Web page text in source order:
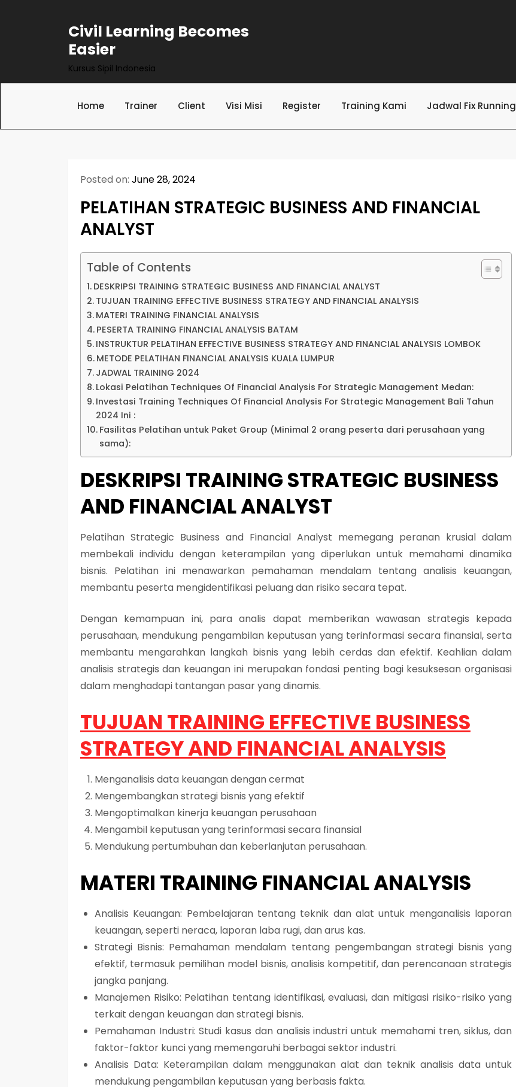
Civil Learning Becomes
Easier
Kursus Sipil Indonesia
Home Trainer Client Visi Misi Register Training Kami Jadwal Fix Running
Posted on: June 28, 2024
PELATIHAN STRATEGIC BUSINESS AND FINANCIAL
ANALYST
Table of Contents
DESKRIPSI TRAINING STRATEGIC BUSINESS AND FINANCIAL ANALYST
TUJUAN TRAINING EFFECTIVE BUSINESS STRATEGY AND FINANCIAL ANALYSIS
MATERI TRAINING FINANCIAL ANALYSIS
PESERTA TRAINING FINANCIAL ANALYSIS BATAM
INSTRUKTUR PELATIHAN EFFECTIVE BUSINESS STRATEGY AND FINANCIAL ANALYSIS LOMBOK
METODE PELATIHAN FINANCIAL ANALYSIS KUALA LUMPUR
JADWAL TRAINING 2024
Lokasi Pelatihan Techniques Of Financial Analysis For Strategic Management Medan:
Investasi Training Techniques Of Financial Analysis For Strategic Management Bali Tahun
2024 Ini :
Fasilitas Pelatihan untuk Paket Group (Minimal 2 orang peserta dari perusahaan yang
sama):
DESKRIPSI TRAINING STRATEGIC BUSINESS
AND FINANCIAL ANALYST
Pelatihan Strategic Business and Financial Analyst memegang peranan krusial dalam
membekali individu dengan keterampilan yang diperlukan untuk memahami dinamika
bisnis. Pelatihan ini menawarkan pemahaman mendalam tentang analisis keuangan,
membantu peserta mengidentifikasi peluang dan risiko secara tepat.
Dengan kemampuan ini, para analis dapat memberikan wawasan strategis kepada
perusahaan, mendukung pengambilan keputusan yang terinformasi secara finansial, serta
membantu mengarahkan langkah bisnis yang lebih cerdas dan efektif. Keahlian dalam
analisis strategis dan keuangan ini merupakan fondasi penting bagi kesuksesan organisasi
dalam menghadapi tantangan pasar yang dinamis.
TUJUAN TRAINING EFFECTIVE BUSINESS
STRATEGY AND FINANCIAL ANALYSIS
Menganalisis data keuangan dengan cermat
Mengembangkan strategi bisnis yang efektif
Mengoptimalkan kinerja keuangan perusahaan
Mengambil keputusan yang terinformasi secara finansial
Mendukung pertumbuhan dan keberlanjutan perusahaan.
MATERI TRAINING FINANCIAL ANALYSIS
Analisis Keuangan: Pembelajaran tentang teknik dan alat untuk menganalisis laporan
keuangan, seperti neraca, laporan laba rugi, dan arus kas.
Strategi Bisnis: Pemahaman mendalam tentang pengembangan strategi bisnis yang
efektif, termasuk pemilihan model bisnis, analisis kompetitif, dan perencanaan strategis
jangka panjang.
Manajemen Risiko: Pelatihan tentang identifikasi, evaluasi, dan mitigasi risiko-risiko yang
terkait dengan keuangan dan strategi bisnis.
Pemahaman Industri: Studi kasus dan analisis industri untuk memahami tren, siklus, dan
faktor-faktor kunci yang memengaruhi berbagai sektor industri.
Analisis Data: Keterampilan dalam menggunakan alat dan teknik analisis data untuk
mendukung pengambilan keputusan yang berbasis fakta.